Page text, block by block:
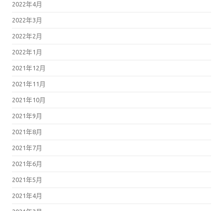
2022年4月
2022年3月
2022年2月
2022年1月
2021年12月
2021年11月
2021年10月
2021年9月
2021年8月
2021年7月
2021年6月
2021年5月
2021年4月